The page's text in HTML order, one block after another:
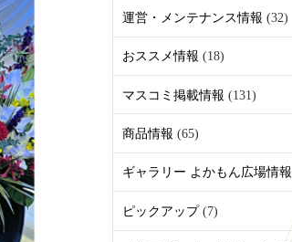
運営・メンテナンス情報 (32)
おススメ情報 (18)
マスコミ掲載情報 (131)
商品情報 (65)
ギャラリー よかもん広場情報
ピックアップ(7)